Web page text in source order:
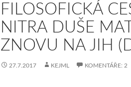
FILOSOFICKÁ
NITRA DUŠE
ZNOVU NA JIH
27.7.2017 KEJML KOMENTÁŘE: 2